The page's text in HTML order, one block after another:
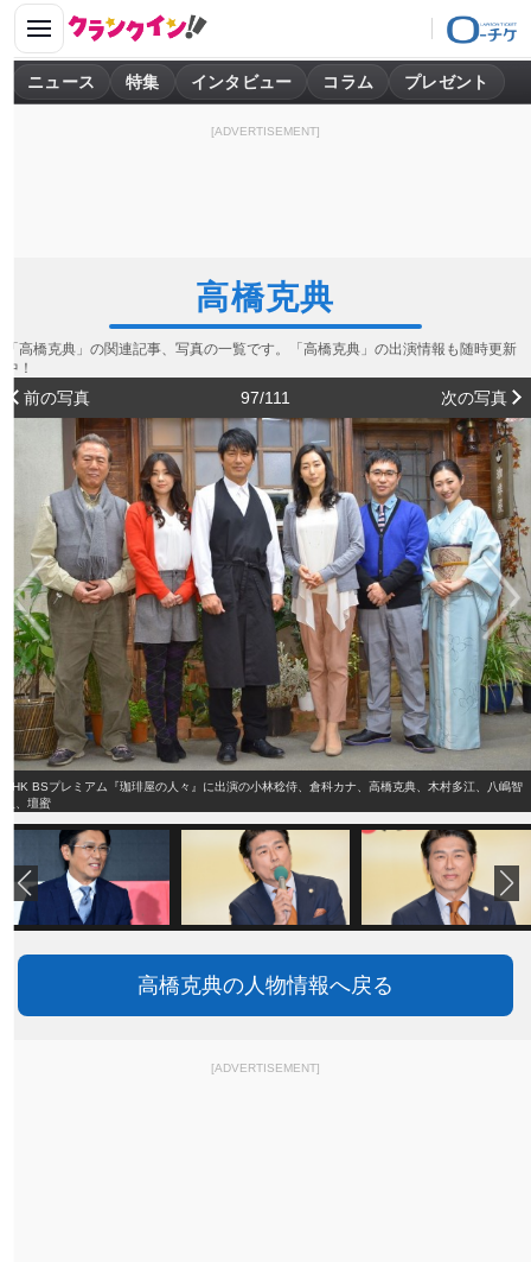
ニュース 特集 インタビュー コラム プレゼント
[ADVERTISEMENT]
高橋克典
「高橋克典」の関連記事、写真の一覧です。「高橋克典」の出演情報も随時更新
中！
前の写真 97/111 次の写真
NHK BSプレミアム『珈琲屋の人々』に出演の小林稔侍、倉科カナ、高橋克典、木村多江、八嶋智
人、壇蜜
高橋克典の人物情報へ戻る
[ADVERTISEMENT]